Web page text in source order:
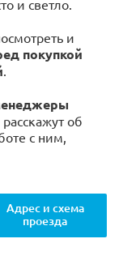
и светло.
и
покупкой
.
об
с ним,
Адрес и схема
проезда